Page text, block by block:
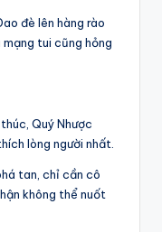
đè lên hàng rào
mạng tui cũng hỏng
Quý Nhược
lòng người nhất.
tan, chỉ cần cô
không thể nuốt